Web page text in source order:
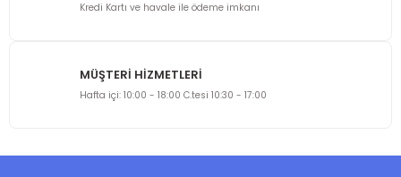
Kredi Kartı ve havale ile ödeme imkanı
MÜŞTERİ HİZMETLERİ
Hafta içi: 10:00 - 18:00 C.tesi 10:30 - 17:00